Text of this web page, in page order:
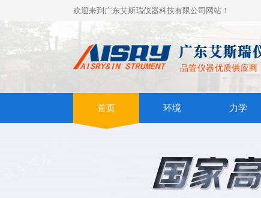
欢迎来到广东艾斯瑞仪器科技有限公司网站！
品管仪器优质供应商
首页 环境 力学